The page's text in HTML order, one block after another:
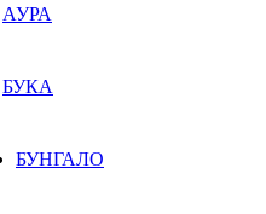
АУРА
БУКА
БУНГАЛО